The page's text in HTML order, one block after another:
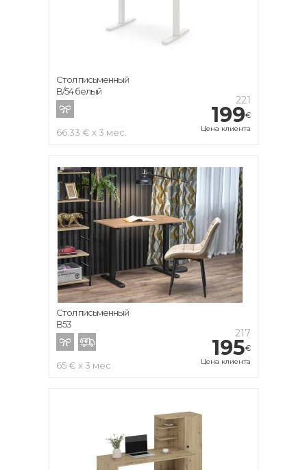
221
199€
Цена клиента
66.33 € x 3 мес.
Стол письменный
B/54 белый
217
195€
Цена клиента
65 € x 3 мес.
Стол письменный
B53